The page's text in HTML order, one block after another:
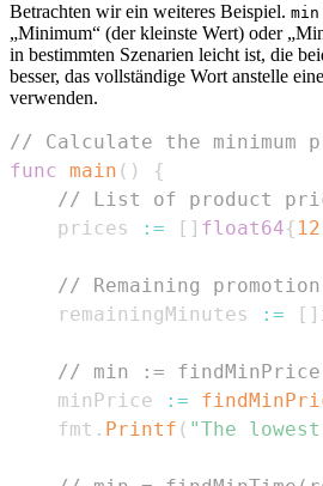
Betrachten wir ein weiteres Beispiel. min
„Minimum“ (der kleinste Wert) oder
in bestimmten Szenarien leicht ist, die
besser, das vollständige Wort anstelle
verwenden.
// Calculate the minimum
func main ( )
{
// List of product
    prices
:= [ ] float64{
// Remaining
    remainingMinutes
:= [ ]
// min :=
    minPrice
:=
    fmt
. Printf ( "The